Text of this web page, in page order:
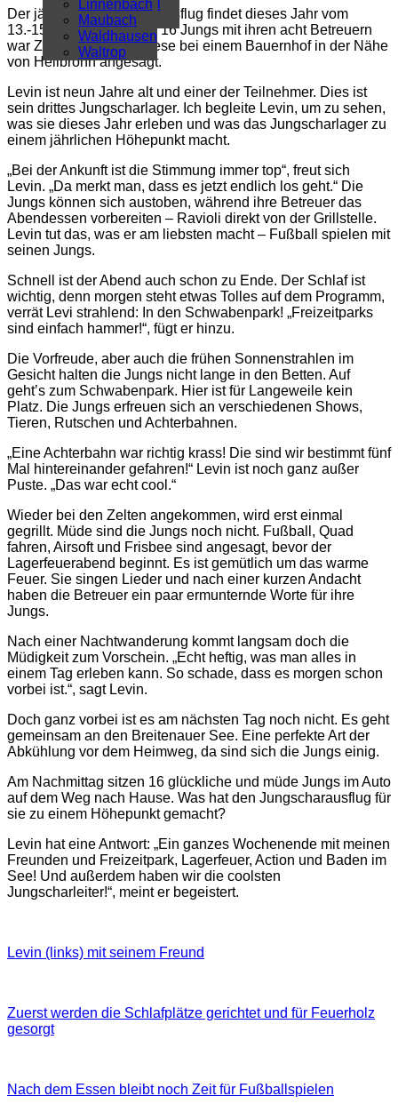
Überregional
Alle Artikel
Linnenbach
Maubach
Waldhausen
Waltrop
Der jährliche Jungscharausflug findet dieses Jahr vom
13.-15. Juli statt. Für die 16 Jungs mit ihren acht Betreuern
war Zelten auf einer Wiese bei einem Bauernhof in der Nähe
von Heilbronn angesagt.
Levin ist neun Jahre alt und einer der Teilnehmer. Dies ist
sein drittes Jungscharlager. Ich begleite Levin, um zu sehen,
was sie dieses Jahr erleben und was das Jungscharlager zu
einem jährlichen Höhepunkt macht.
„Bei der Ankunft ist die Stimmung immer top“, freut sich
Levin. „Da merkt man, dass es jetzt endlich los geht.“ Die
Jungs können sich austoben, während ihre Betreuer das
Abendessen vorbereiten – Ravioli direkt von der Grillstelle.
Levin tut das, was er am liebsten macht – Fußball spielen mit
seinen Jungs.
Schnell ist der Abend auch schon zu Ende. Der Schlaf ist
wichtig, denn morgen steht etwas Tolles auf dem Programm,
verrät Levi strahlend: In den Schwabenpark! „Freizeitparks
sind einfach hammer!“, fügt er hinzu.
Die Vorfreude, aber auch die frühen Sonnenstrahlen im
Gesicht halten die Jungs nicht lange in den Betten. Auf
geht’s zum Schwabenpark. Hier ist für Langeweile kein
Platz. Die Jungs erfreuen sich an verschiedenen Shows,
Tieren, Rutschen und Achterbahnen.
„Eine Achterbahn war richtig krass! Die sind wir bestimmt fünf
Mal hintereinander gefahren!“ Levin ist noch ganz außer
Puste. „Das war echt cool.“
Wieder bei den Zelten angekommen, wird erst einmal
gegrillt. Müde sind die Jungs noch nicht. Fußball, Quad
fahren, Airsoft und Frisbee sind angesagt, bevor der
Lagerfeuerabend beginnt. Es ist gemütlich um das warme
Feuer. Sie singen Lieder und nach einer kurzen Andacht
haben die Betreuer ein paar ermunternde Worte für ihre
Jungs.
Nach einer Nachtwanderung kommt langsam doch die
Müdigkeit zum Vorschein. „Echt heftig, was man alles in
einem Tag erleben kann. So schade, dass es morgen schon
vorbei ist.“, sagt Levin.
Doch ganz vorbei ist es am nächsten Tag noch nicht. Es geht
gemeinsam an den Breitenauer See. Eine perfekte Art der
Abkühlung vor dem Heimweg, da sind sich die Jungs einig.
Am Nachmittag sitzen 16 glückliche und müde Jungs im Auto
auf dem Weg nach Hause. Was hat den Jungscharausflug für
sie zu einem Höhepunkt gemacht?
Levin hat eine Antwort: „Ein ganzes Wochenende mit meinen
Freunden und Freizeitpark, Lagerfeuer, Action und Baden im
See! Und außerdem haben wir die coolsten
Jungscharleiter!“, meint er begeistert.
Levin (links) mit seinem Freund
Zuerst werden die Schlafplätze gerichtet und für Feuerholz
gesorgt
Nach dem Essen bleibt noch Zeit für Fußballspielen